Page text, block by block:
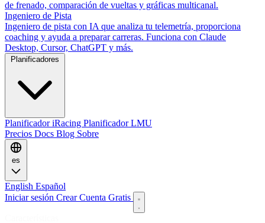
de frenado, comparación de vueltas y gráficas multicanal.
Ingeniero de Pista
Ingeniero de pista con IA que analiza tu telemetría, proporciona
coaching y ayuda a preparar carreras. Funciona con Claude
Desktop, Cursor, ChatGPT y más.
Planificador iRacing Planificador LMU
Precios Docs Blog Sobre
es
English Español
Iniciar sesión Crear Cuenta Gratis